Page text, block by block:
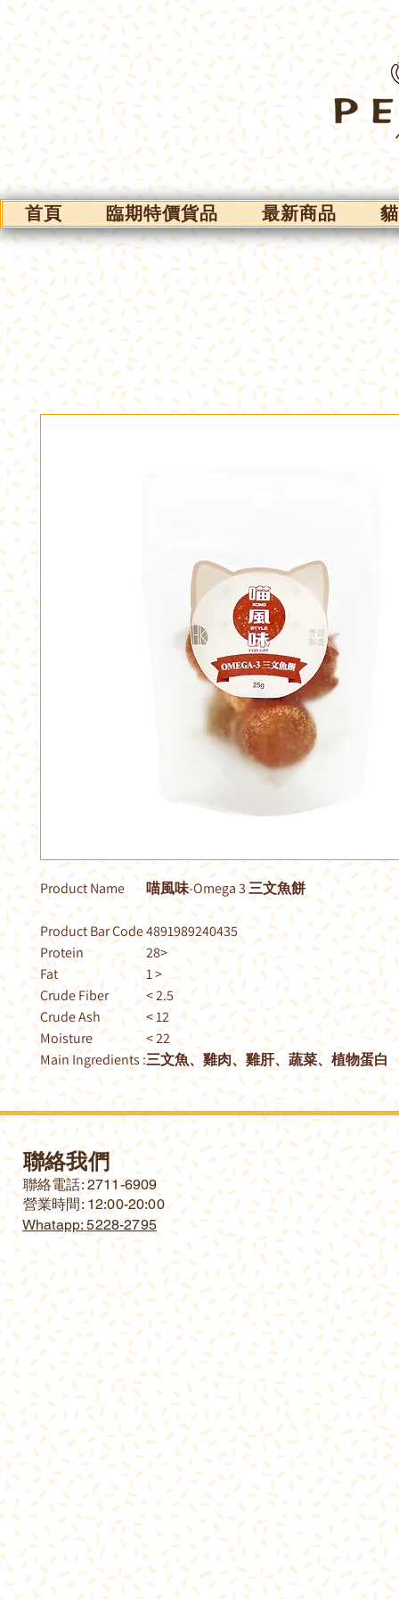
首頁 臨期特價貨品 最新商品
Product Name 喵風味-Omega 3 三文魚餅
Product Bar Code4891989240435
Protein
28>
Fat
1 >
Crude Fiber
< 2.5
Crude Ash
< 12
Moisture
< 22
Main Ingredients :三文魚、雞肉、雞肝、蔬菜、植物蛋白
聯絡我們
​聯絡電話: 2711-6909
營業時間: 12:00-20:00
Whatapp: 5228-2795